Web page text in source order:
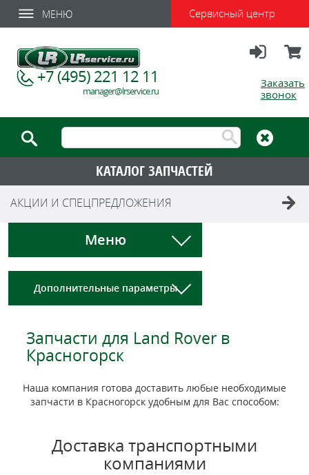
МЕНЮ Сервисный центр
Заказать
звонок
+7 (495) 221 12 11
manager@lrservice.ru
КАТАЛОГ ЗАПЧАСТЕЙ
АКЦИИ И СПЕЦПРЕДЛОЖЕНИЯ
Меню
Дополнительные параметры
Запчасти для Land Rover в
Красногорск
Наша компания готова доставить любые необходимые
запчасти в Красногорск удобным для Вас способом:
Доставка транспортными
компаниями